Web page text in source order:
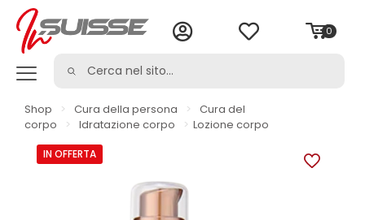
0
Shop > Cura della persona >
Cura del
corpo
> Idratazione corpo > Lozione corpo
IN OFFERTA